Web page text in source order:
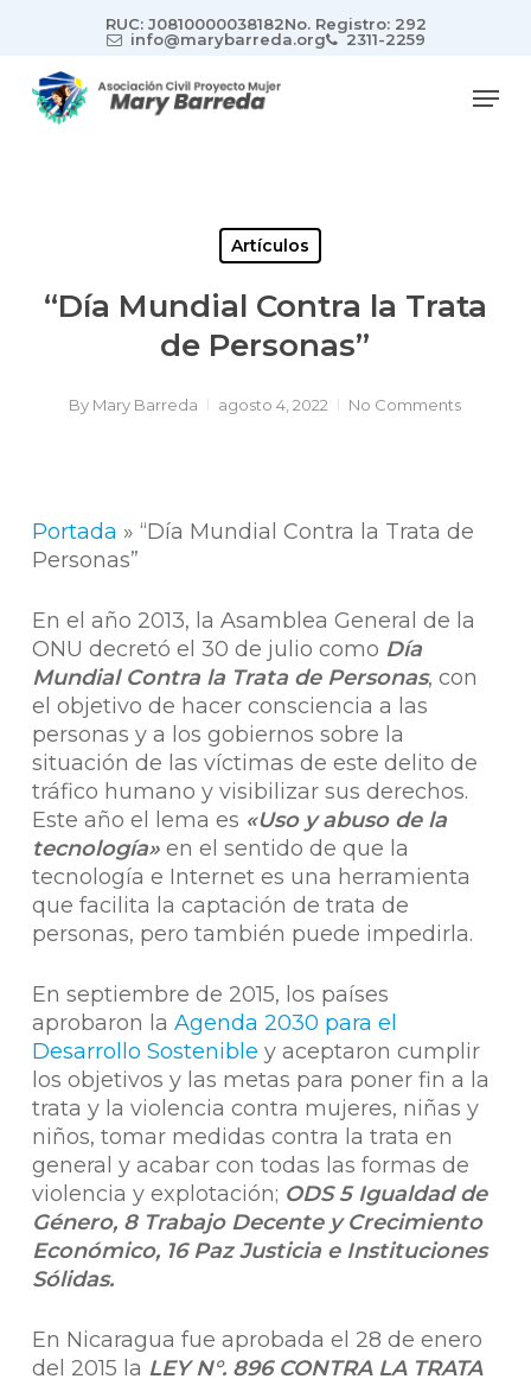
main
content
RUC: J0810000038182No. Registro: 292
info@marybarreda.org
2311-2259
Artículos
“Día Mundial Contra la Trata
de Personas”
By Mary Barreda agosto 4, 2022 No Comments
Portada » “Día Mundial Contra la Trata de
Personas”
En el año 2013, la Asamblea General de la
ONU decretó el 30 de julio como Día
Mundial Contra la Trata de Personas, con
el objetivo de hacer consciencia a las
personas y a los gobiernos sobre la
situación de las víctimas de este delito de
tráfico humano y visibilizar sus derechos.
Este año el lema es «Uso y abuso de la
tecnología»en el sentido de que la
tecnología e Internet es una herramienta
que facilita la captación de trata de
personas, pero también puede impedirla.
En septiembre de 2015, los países
aprobaron la Agenda 2030 para el
Desarrollo Sostenible y aceptaron cumplir
los objetivos y las metas para poner fin a la
trata y la violencia contra mujeres, niñas y
niños, tomar medidas contra la trata en
general y acabar con todas las formas de
violencia y explotación; ODS 5 Igualdad de
Género, 8 Trabajo Decente y Crecimiento
Económico, 16 Paz Justicia e Instituciones
Sólidas.
En Nicaragua fue aprobada el 28 de enero
del 2015 la LEY N°. 896 CONTRA LA TRATA